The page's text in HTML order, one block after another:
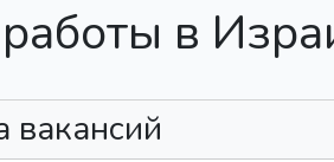
в
вакансий